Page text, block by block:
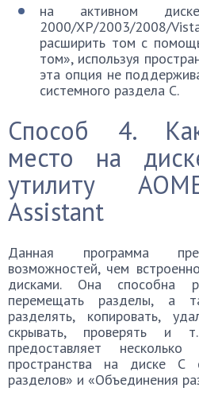
на активном
2000/XP/2003/
расширить том с
том», используя
эта опция не
системного раздела C.
Способ 4.
место на
утилиту
Assistant
Данная программа
возможностей, чем
дисками. Она способна
перемещать разделы, а
разделять, копировать,
скрывать, проверять и
предоставляет несколько
пространства на диске
разделов» и «Объединения